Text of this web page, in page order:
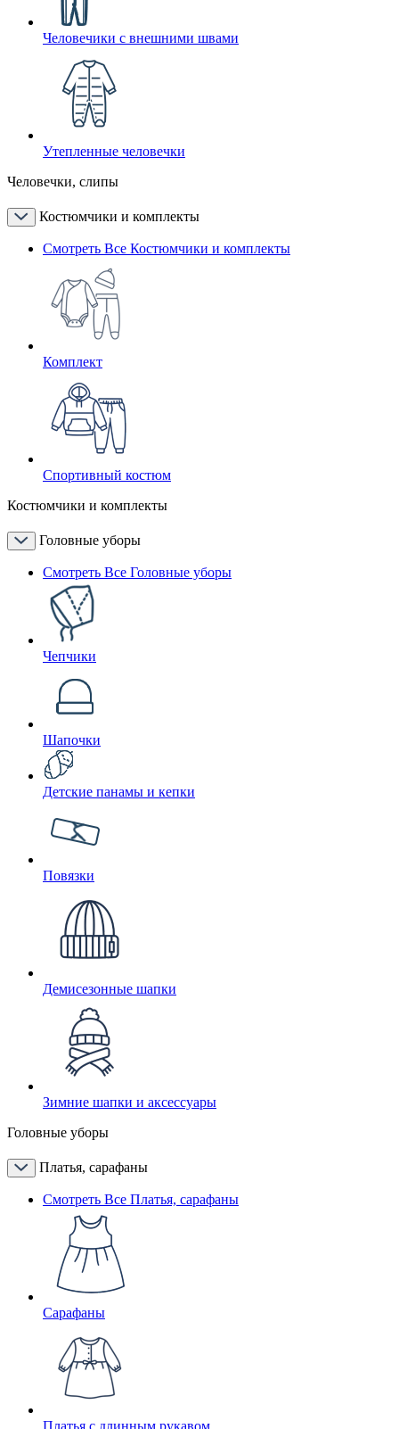
Человечики с внешними швами
Утепленные человечки
Человечки, слипы
Костюмчики и комплекты
Смотреть Все Костюмчики и комплекты
Комплект
Спортивный костюм
Костюмчики и комплекты
Головные уборы
Смотреть Все Головные уборы
Чепчики
Шапочки
Детские панамы и кепки
Повязки
Демисезонные шапки
Зимние шапки и аксессуары
Головные уборы
Платья, сарафаны
Смотреть Все Платья, сарафаны
Сарафаны
Платья с длинным рукавом